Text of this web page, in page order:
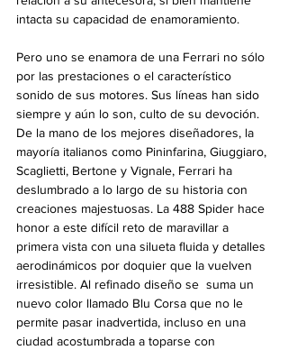
intacta su capacidad de enamoramiento.
Pero uno se enamora de una Ferrari no sólo
por las prestaciones o el característico
sonido de sus motores. Sus líneas han sido
siempre y aún lo son, culto de su devoción.
De la mano de los mejores diseñadores, la
mayoría italianos como Pininfarina, Giuggiaro,
Scaglietti, Bertone y Vignale, Ferrari ha
deslumbrado a lo largo de su historia con
creaciones majestuosas. La 488 Spider hace
honor a este difícil reto de maravillar a
primera vista con una silueta fluida y detalles
aerodinámicos por doquier que la vuelven
irresistible. Al refinado diseño se  suma un
nuevo color llamado Blu Corsa que no le
permite pasar inadvertida, incluso en una
ciudad acostumbrada a toparse con